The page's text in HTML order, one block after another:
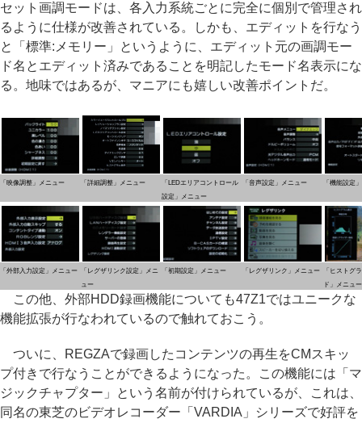
セット画調モードは、各入力系統ごとに完全に個別で管理され
るように仕様が改善されている。しかも、エディットを行なう
と「標準:メモリー」というように、エディット元の画調モー
ド名とエディット済みであることを明記したモード名表示にな
る。地味ではあるが、マニアにも嬉しい改善ポイントだ。
「映像調整」メニュー 「詳細調整」メニュー
「LEDエリアコントロール
設定」メニュー
「音声設定」メニュー 「機能設定
「外部入力設定」メニュー
「レグザリンク設定」メニ
ュー
「初期設定」メニュー 「レグザリンク」メニュー
「ヒストグ
ド」メニュー
この他、外部HDD録画機能についても47Z1ではユニークな
機能拡張が行なわれているので触れておこう。
ついに、REGZAで録画したコンテンツの再生をCMスキッ
プ付きで行なうことができるようになった。この機能には「マ
ジックチャプター」という名前が付けられているが、これは、
同名の東芝のビデオレコーダー「VARDIA」シリーズで好評を